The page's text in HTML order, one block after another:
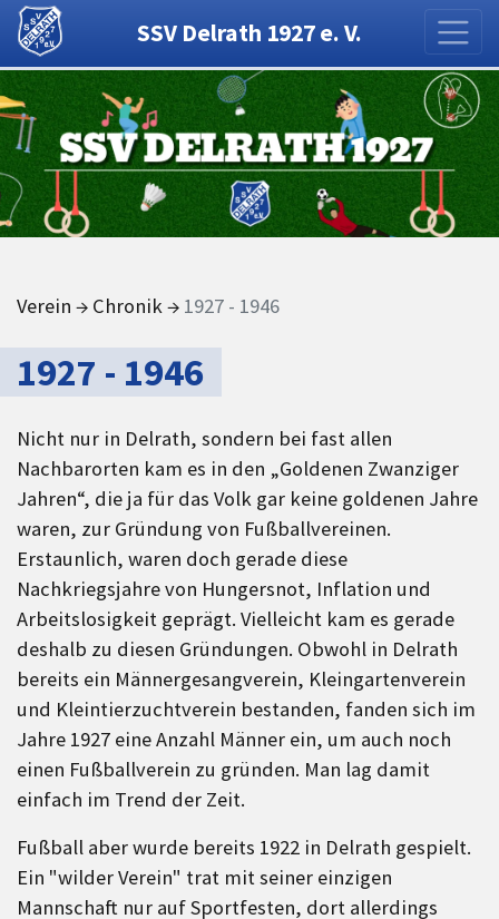
SSV Delrath 1927 e. V.
Verein → Chronik→ 1927 - 1946
1927 - 1946
Nicht nur in Delrath, sondern bei fast allen
Nachbarorten kam es in den „Goldenen Zwanziger
Jahren“, die ja für das Volk gar keine goldenen Jahre
waren, zur Gründung von Fußballvereinen.
Erstaunlich, waren doch gerade diese
Nachkriegsjahre von Hungersnot, Inflation und
Arbeitslosigkeit geprägt. Vielleicht kam es gerade
deshalb zu diesen Gründungen. Obwohl in Delrath
bereits ein Männergesangverein, Kleingartenverein
und Kleintierzuchtverein bestanden, fanden sich im
Jahre 1927 eine Anzahl Männer ein, um auch noch
einen Fußballverein zu gründen. Man lag damit
einfach im Trend der Zeit.
Fußball aber wurde bereits 1922 in Delrath gespielt.
Ein "wilder Verein" trat mit seiner einzigen
Mannschaft nur auf Sportfesten, dort allerdings